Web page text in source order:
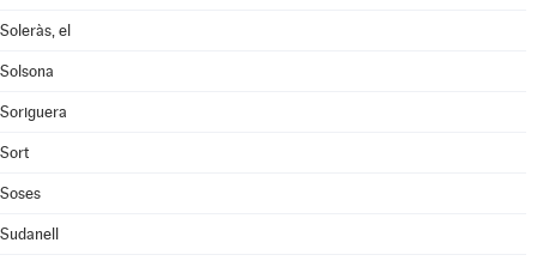
Soleràs, el
Solsona
Soriguera
Sort
Soses
Sudanell